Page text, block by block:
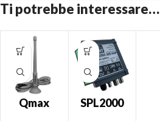
Ti potrebbe interessare…
Qmax
SPL2000